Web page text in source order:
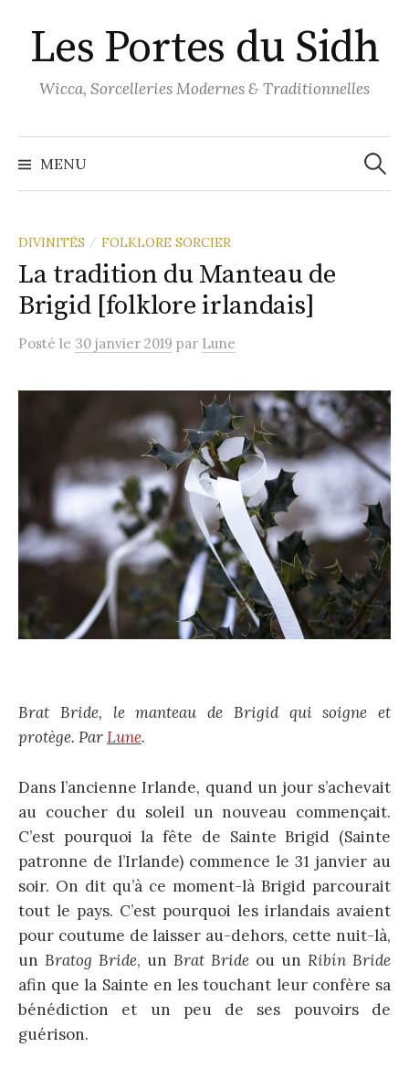
au
contenu
Les Portes du Sidh
Wicca, Sorcelleries Modernes & Traditionnelles
MENU
DIVINITÉS / FOLKLORE SORCIER
La tradition du Manteau de
Brigid [folklore irlandais]
Posté le 30 janvier 2019 par Lune
Brat Bride, le manteau de Brigid qui soigne et
protège. ParLune.
Dans l’ancienne Irlande, quand un jour s’achevait
au coucher du soleil un nouveau commençait.
C’est pourquoi la fête de Sainte Brigid (Sainte
patronne de l’Irlande) commence le 31 janvier au
soir. On dit qu’à ce moment-là Brigid parcourait
tout le pays. C’est pourquoi les irlandais avaient
pour coutume de laisser au-dehors, cette nuit-là,
un Bratog Bride, un Brat Bride ou un Ribín Bride
afin que la Sainte en les touchant leur confère sa
bénédiction et un peu de ses pouvoirs de
guérison.